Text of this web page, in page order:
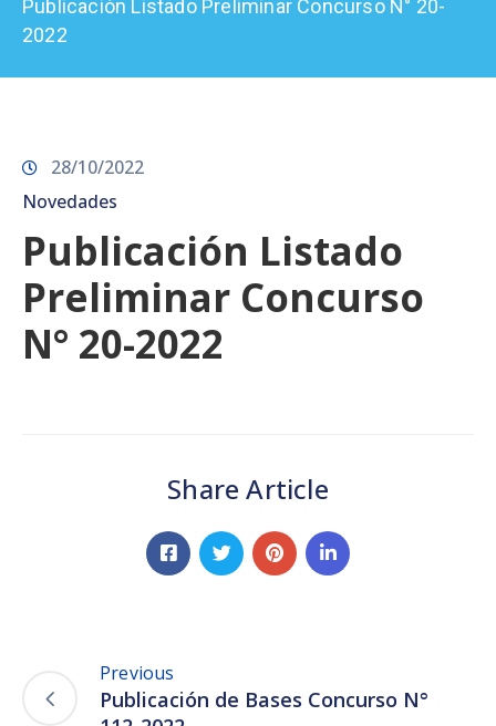
Prensa
Publicación Listado Preliminar Concurso N° 20-
2022
28/10/2022
Novedades
Publicación Listado
Preliminar Concurso
N° 20-2022
Share Article
Previous
Publicación de Bases Concurso N°